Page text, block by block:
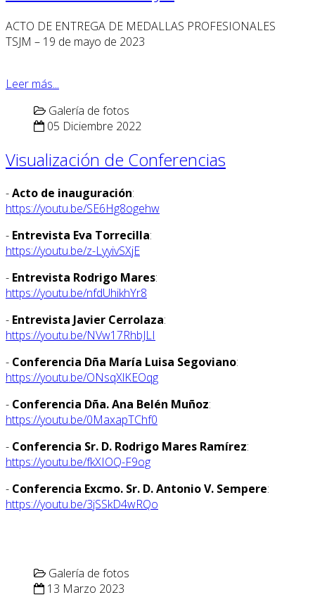
ACTO DE ENTREGA DE MEDALLAS PROFESIONALES
TSJM – 19 de mayo de 2023
Leer más...
Galería de fotos
05 Diciembre 2022
Visualización de Conferencias
-Acto de inauguración:
https://youtu.be/SE6Hg8ogehw
- Entrevista Eva Torrecilla:
https://youtu.be/z-LyyivSXjE
- Entrevista Rodrigo Mares:
https://youtu.be/nfdUhikhYr8
- Entrevista Javier Cerrolaza:
https://youtu.be/NVw17RhbJLI
- Conferencia Dña María Luisa Segoviano:
https://youtu.be/ONsqXlKEOqg
- Conferencia Dña. Ana Belén Muñoz:
https://youtu.be/0MaxapTChf0
- Conferencia Sr. D. Rodrigo Mares Ramírez:
https://youtu.be/fkXIOQ-F9og
- Conferencia Excmo. Sr. D. Antonio V. Sempere:
https://youtu.be/3jSSkD4wRQo
Galería de fotos
13 Marzo 2023